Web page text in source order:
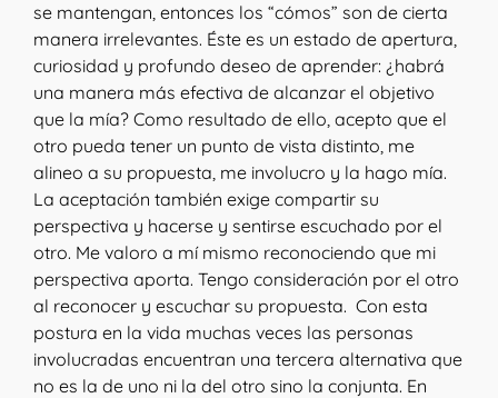
se mantengan, entonces los “cómos” son de cierta
manera irrelevantes. Éste es un estado de apertura,
curiosidad y profundo deseo de aprender: ¿habrá
una manera más efectiva de alcanzar el objetivo
que la mía? Como resultado de ello, acepto que el
otro pueda tener un punto de vista distinto, me
alineo a su propuesta, me involucro y la hago mía.
La aceptación también exige compartir su
perspectiva y hacerse y sentirse escuchado por el
otro. Me valoro a mí mismo reconociendo que mi
perspectiva aporta. Tengo consideración por el otro
al reconocer y escuchar su propuesta. Con esta
postura en la vida muchas veces las personas
involucradas encuentran una tercera alternativa que
no es la de uno ni la del otro sino la conjunta. En